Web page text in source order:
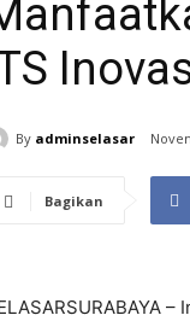
By adminselasar
Bagikan